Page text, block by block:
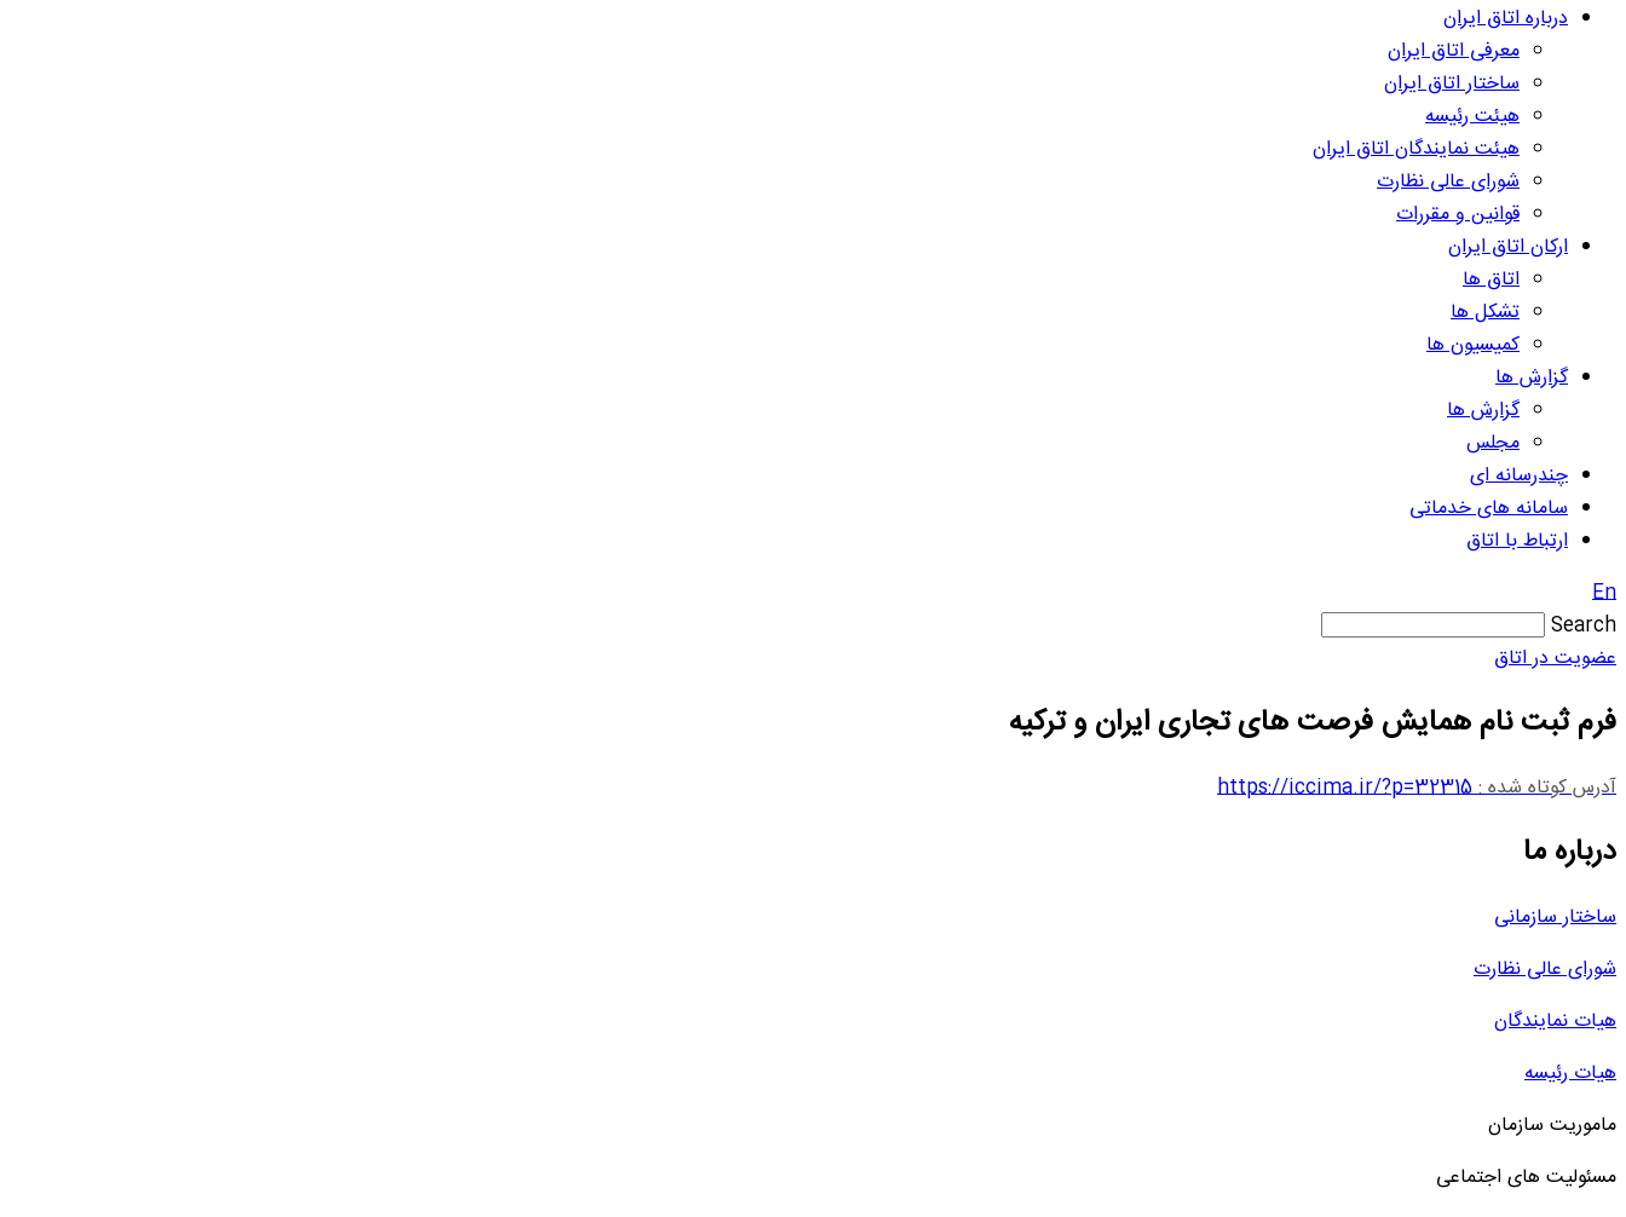
درباره اتاق ایران
معرفی اتاق ایران
ساختار اتاق ایران
هیئت رئیسه
هیئت نمایندگان اتاق ایران
شورای عالی نظارت
قوانین و مقررات
ارکان اتاق ایران
اتاق ها
تشکل ها
کمیسیون ها
گزارش ها
گزارش ها
مجلس
چندرسانه ای
سامانه های خدماتی
ارتباط با اتاق
En
Search
عضویت در اتاق
فرم ثبت نام همایش فرصت های تجاری ایران و ترکیه
آدرس کوتاه شده :https://iccima.ir/?p=32315
درباره ما
ساختار سازمانی
شورای عالی نظارت
هیات نمایندگان
هیات رئیسه
ماموریت سازمان
مسئولیت های اجتماعی